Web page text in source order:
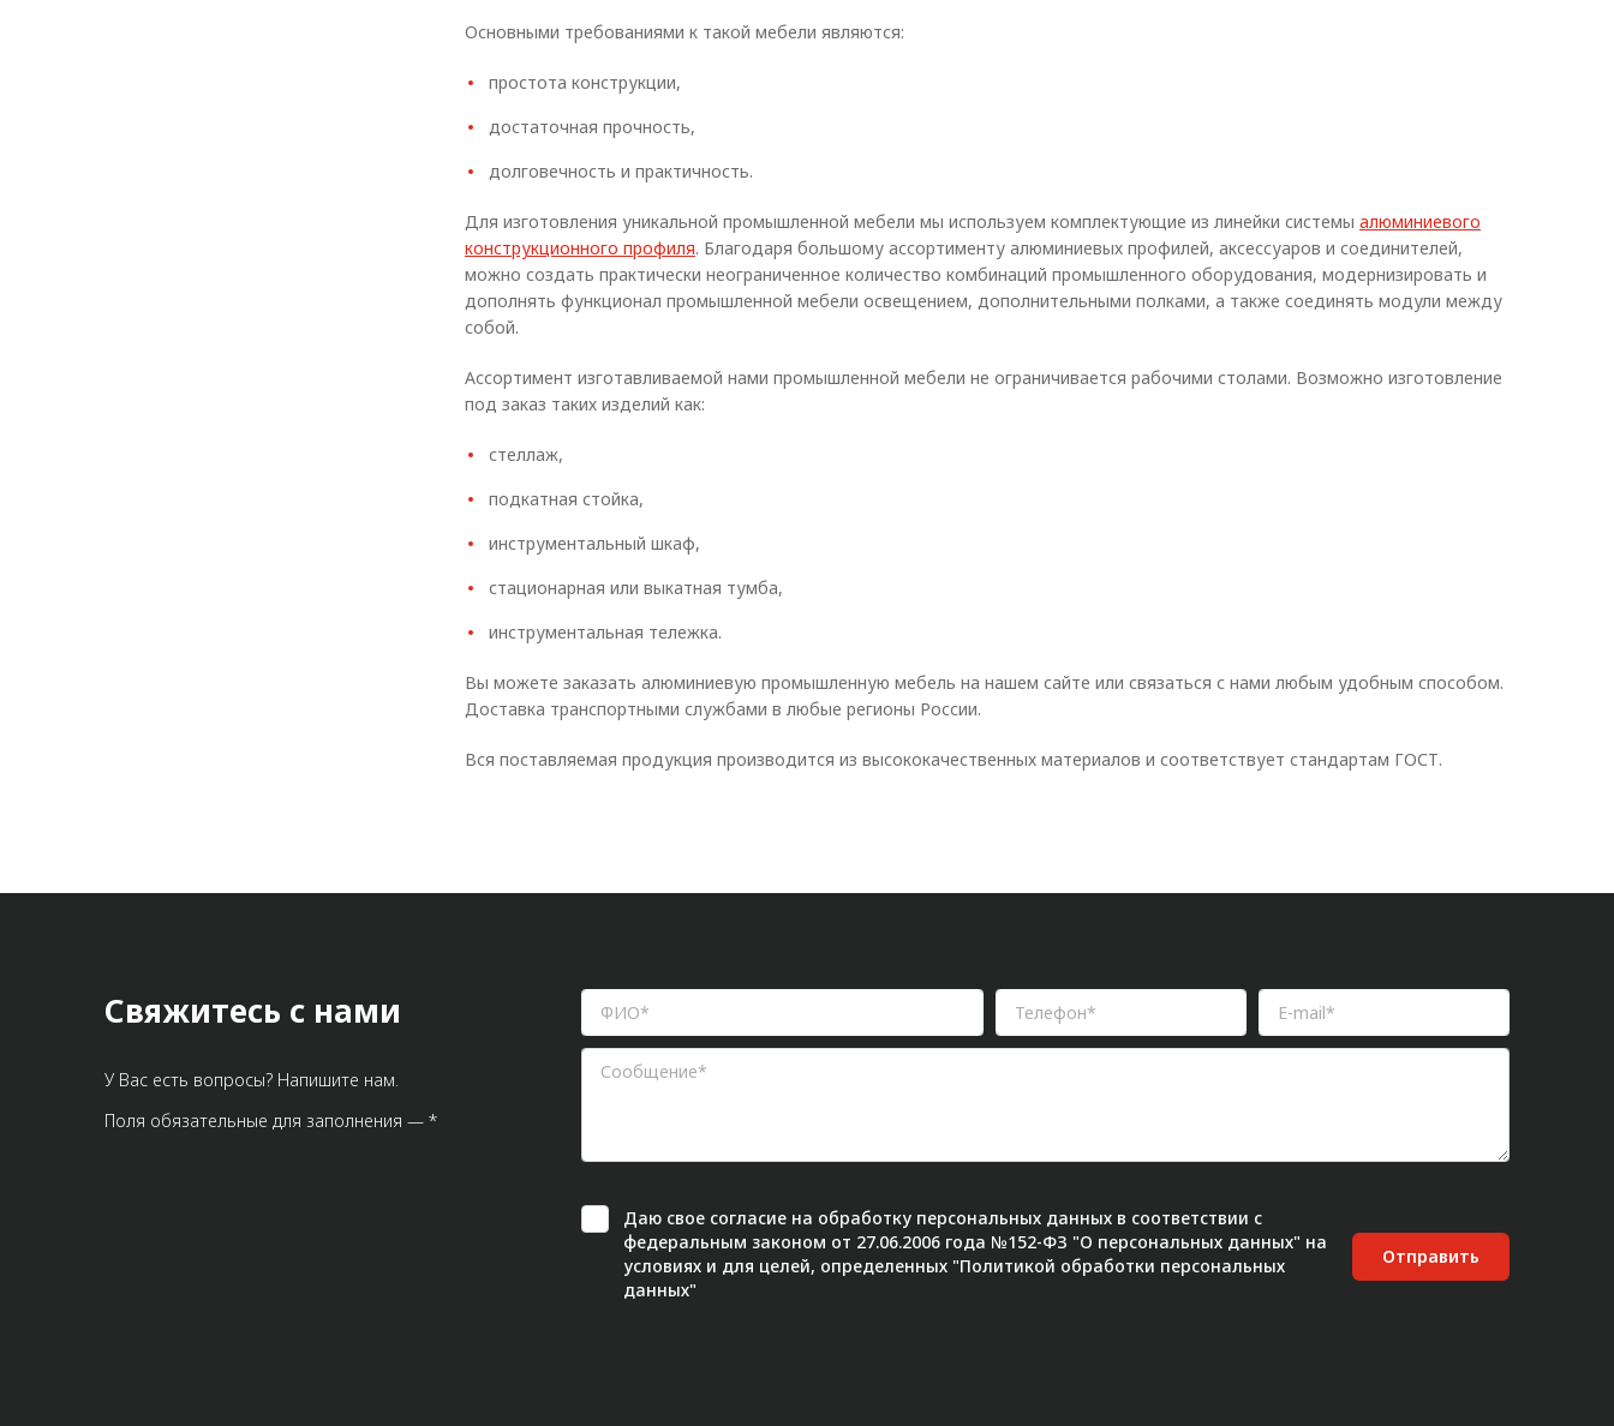
Основными требованиями к такой мебели являются:
простота конструкции,
достаточная прочность,
долговечность и практичность.
Для изготовления уникальной промышленной мебели мы используем комплектующие из линейки системы алюминиевого
конструкционного профиля. Благодаря большому ассортименту алюминиевых профилей, аксессуаров и соединителей,
можно создать практически неограниченное количество комбинаций промышленного оборудования, модернизировать и
дополнять функционал промышленной мебели освещением, дополнительными полками, а также соединять модули между
собой.
Ассортимент изготавливаемой нами промышленной мебели не ограничивается рабочими столами. Возможно изготовление
под заказ таких изделий как:
стеллаж,
подкатная стойка,
инструментальный шкаф,
стационарная или выкатная тумба,
инструментальная тележка.
Вы можете заказать алюминиевую промышленную мебель на нашем сайте или связаться с нами любым удобным способом.
Доставка транспортными службами в любые регионы России.
Вся поставляемая продукция производится из высококачественных материалов и соответствует стандартам ГОСТ.
Свяжитесь с нами
У Вас есть вопросы? Напишите нам.
Поля обязательные для заполнения — *
Даю свое согласие на обработку персональных данных в соответствии с
федеральным законом от 27.06.2006 года №152-ФЗ "О персональных данных" на
условиях и для целей, определенных "Политикой обработки персональных
данных"
Отправить